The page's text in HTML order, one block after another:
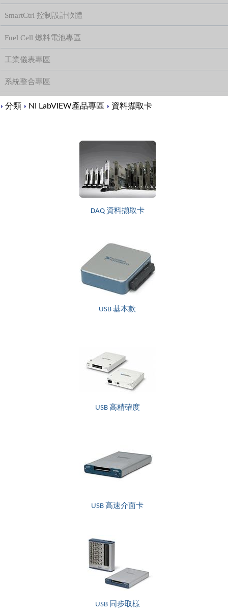
SmartCtrl 控制設計軟體
Fuel Cell 燃料電池專區
工業儀表專區
系統整合專區
Content
分類 NI LabVIEW產品專區 資料擷取卡
DAQ 資料擷取卡
USB 基本款
USB 高精確度
USB 高速介面卡
USB 同步取樣